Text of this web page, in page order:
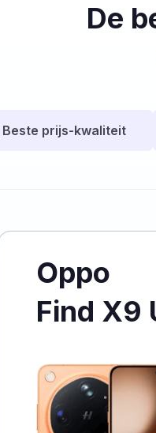
De
Beste prijs-kwaliteit
Oppo
Find X9